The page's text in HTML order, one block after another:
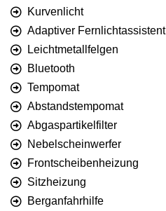
Kurvenlicht
Adaptiver Fernlichtassistent
Leichtmetallfelgen
Bluetooth
Tempomat
Abstandstempomat
Abgaspartikelfilter
Nebelscheinwerfer
Frontscheibenheizung
Sitzheizung
Berganfahrhilfe